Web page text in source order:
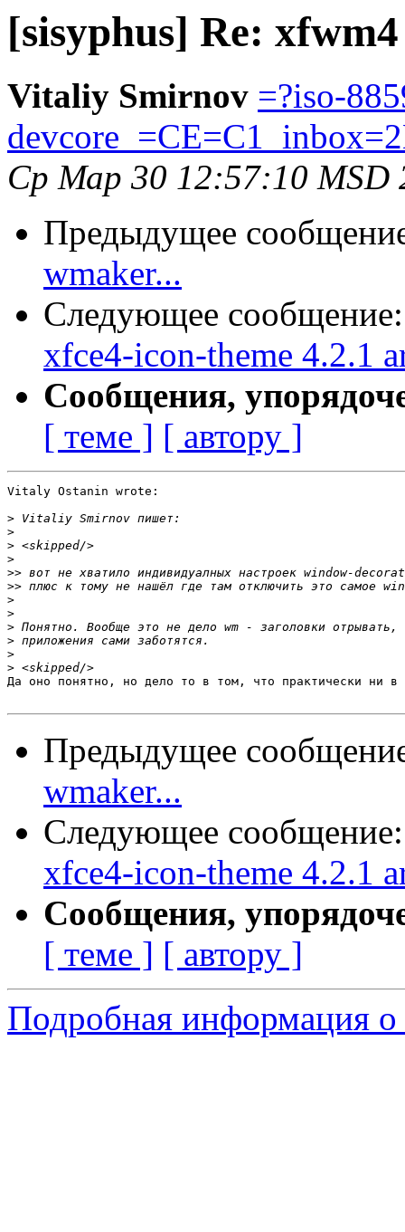
[sisyphus] Re: xfwm4
Vitaliy Smirnov =?iso-
Ср Мар 30 12:57:10 MSD
Предыдущее
wmaker...
Следующее
xfce4-icon-theme 4.2.1
Сообщения,
[ теме ] [ автору ]
Vitaly Ostanin wrote:
>
>
>
>
>>
>>
>
>
>
>
>
>
Да оно понятно, но дело то в том, что практически ни в
Предыдущее
wmaker...
Следующее
xfce4-icon-theme 4.2.1
Сообщения,
[ теме ] [ автору ]
Подробная информация о